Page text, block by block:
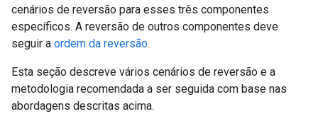
cenários de reversão para esses três componentes
específicos. A reversão de outros componentes deve
seguir a ordem da reversão.
Esta seção descreve vários cenários de reversão e a
metodologia recomendada a ser seguida com base nas
abordagens descritas acima.